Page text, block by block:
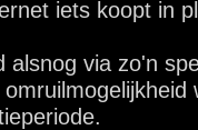
iets koopt in
alsnog via zo'n